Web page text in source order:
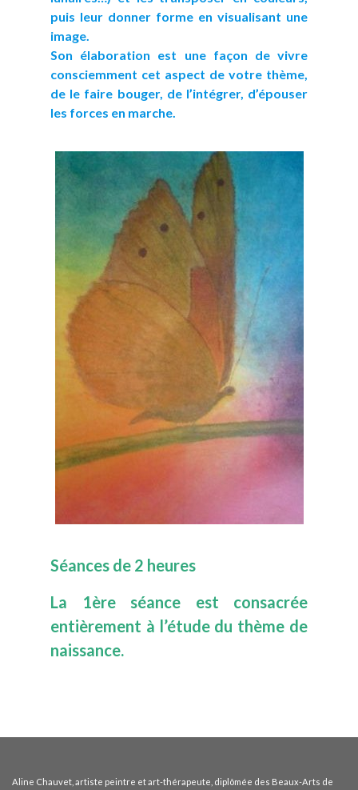
puis leur donner forme en visualisant une
image.
Son élaboration est une façon de vivre
consciemment cet aspect de votre thème,
de le faire bouger, de l’intégrer, d’épouser
les forces en marche.
Séances de 2 heures
La 1ère séance est consacrée
entièrement à l’étude du thème de
naissance.
Aline Chauvet, artiste peintre et art-thérapeute, diplômée des Beaux-Arts de